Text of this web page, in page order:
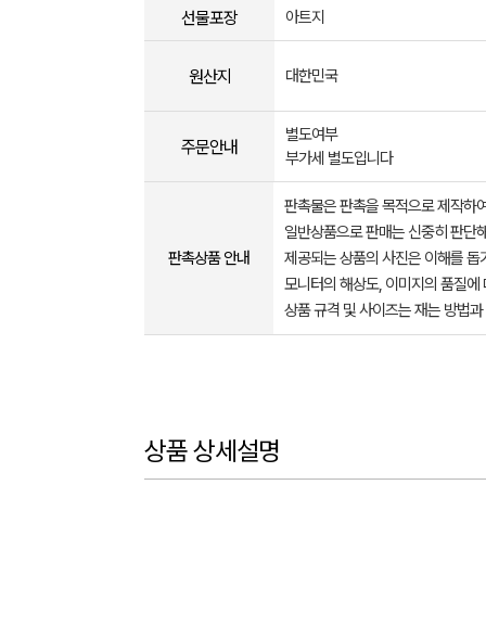
선물포장 아트지
원산지 대한민국
주문안내
별도여부
부가세 별도입니다
판촉상품 안내
판촉물은 판촉을 목적으로 제작하
일반상품으로 판매는 신중히 판단
제공되는 상품의 사진은 이해를
모니터의 해상도, 이미지의 품질
상품 규격 및 사이즈는 재는 방법
상품 상세설명